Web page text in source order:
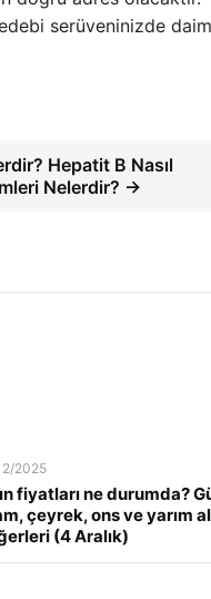
serüveninizde
Hepatit B Nasıl
Nelerdir? →
2025
fiyatları ne durumda?
çeyrek, ons ve yarım
(4 Aralık)